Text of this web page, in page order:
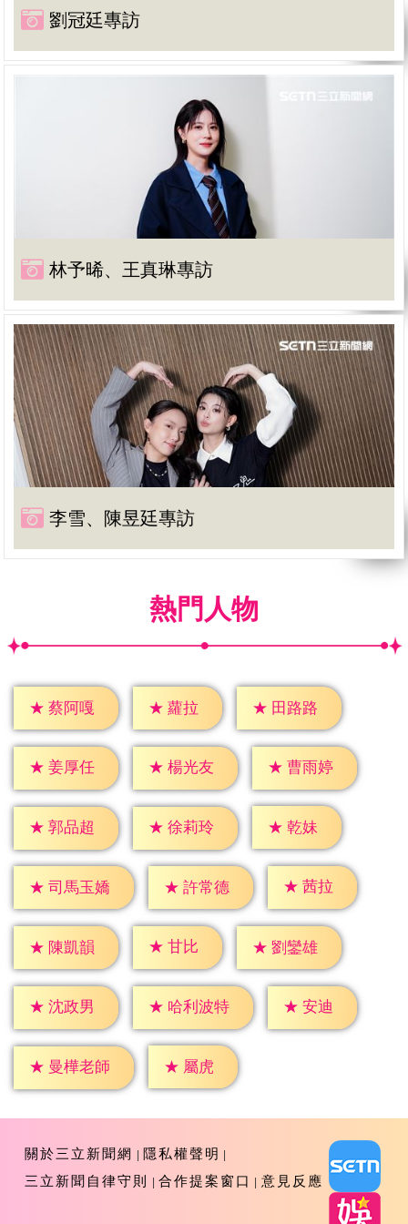
劉冠廷專訪
林予晞、王真琳專訪
李雪、陳昱廷專訪
熱門人物
★ 蔡阿嘎 ★ 蘿拉 ★ 田路路
★ 姜厚任 ★ 楊光友 ★ 曹雨婷
★ 郭品超 ★ 徐莉玲 ★ 乾妹
★ 司馬玉嬌 ★ 許常德 ★ 茜拉
★ 陳凱韻 ★ 甘比 ★ 劉鑾雄
★ 沈政男 ★ 哈利波特 ★ 安迪
★ 曼樺老師 ★ 屬虎
關於三立新聞網
隱私權聲明
三立新聞自律守則
合作提案窗口 意見反應